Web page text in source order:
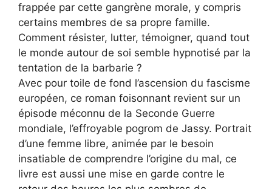
frappée par cette gangrène morale, y compris
certains membres de sa propre famille.
Comment résister, lutter, témoigner, quand tout
le monde autour de soi semble hypnotisé par la
tentation de la barbarie ?
Avec pour toile de fond l’ascension du fascisme
européen, ce roman foisonnant revient sur un
épisode méconnu de la Seconde Guerre
mondiale, l’effroyable pogrom de Jassy. Portrait
d’une femme libre, animée par le besoin
insatiable de comprendre l’origine du mal, ce
livre est aussi une mise en garde contre le